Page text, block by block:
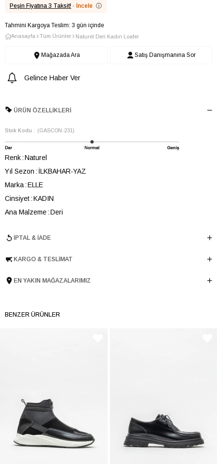
Peşin Fiyatına 3 Taksit! · İncele ⓘ
Tahmini Kargoya Teslim: 3 gün içinde
Anasayfa Tüm Ürünler Naturel Deri Kadın Loafer
Mağazada Ara Satış Danışmanına Sor
Gelince Haber Ver
ÜRÜN ÖZELLIKLERI
Stok Kodu (GASCON-231)
Renk Naturel
Yıl Sezon
İLKBAHAR-YAZ
Marka ELLE
Cinsiyet KADIN
Ana Malzeme Deri
Taban Malzemesi
Menşei TURKIYE
İPTAL & İADE
KARGO & TESLIMAT
EN YAKIN MAĞAZALARIMIZ
BENZER ÜRÜNLER